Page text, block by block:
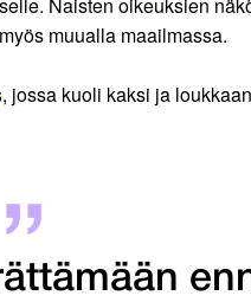
Naisten oikeuksien
muualla maailmassa.
jossa kuoli kaksi ja